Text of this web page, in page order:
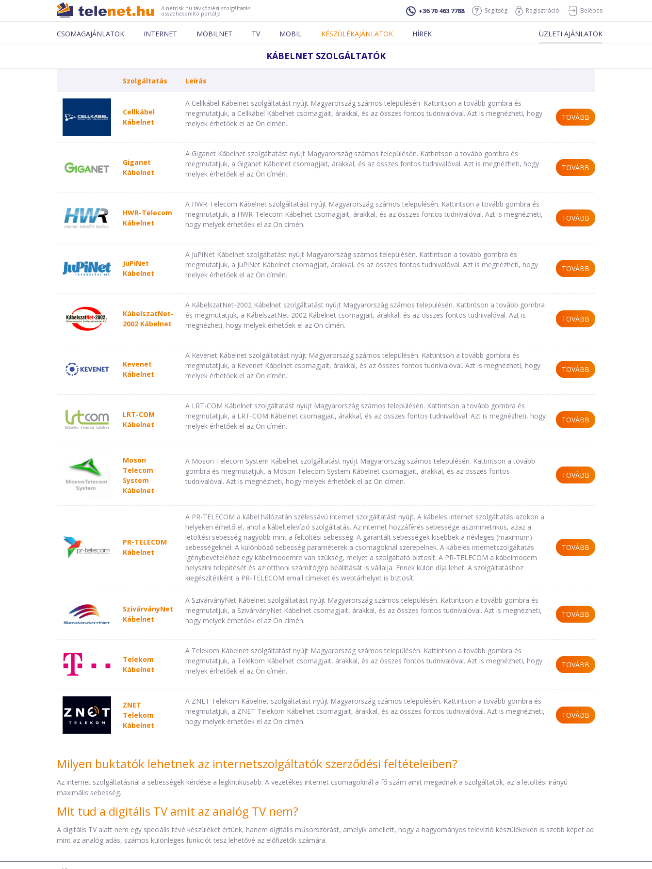
A netrisk.hu távközlési szolgáltatás
összehasonlító portálja +36 70 463 7788 Segítség Regisztráció Belépés
CSOMAGAJÁNLATOK INTERNET MOBILNET TV MOBIL KÉSZÜLÉKAJÁNLATOK HÍREK ÜZLETI AJÁNLATOK
KÁBELNET SZOLGÁLTATÓK
Szolgáltatás Leírás
Cellkábel
Kábelnet
A Cellkábel Kábelnet szolgáltatást nyújt Magyarország számos településén. Kattintson a tovább gombra és
megmutatjuk, a Cellkábel Kábelnet csomagjait, árakkal, és az összes fontos tudnivalóval. Azt is megnézheti, hogy
melyek érhetőek el az Ön címén.
TOVÁBB
Giganet
Kábelnet
A Giganet Kábelnet szolgáltatást nyújt Magyarország számos településén. Kattintson a tovább gombra és
megmutatjuk, a Giganet Kábelnet csomagjait, árakkal, és az összes fontos tudnivalóval. Azt is megnézheti, hogy
melyek érhetőek el az Ön címén.
TOVÁBB
HWR-Telecom
Kábelnet
A HWR-Telecom Kábelnet szolgáltatást nyújt Magyarország számos településén. Kattintson a tovább gombra és
megmutatjuk, a HWR-Telecom Kábelnet csomagjait, árakkal, és az összes fontos tudnivalóval. Azt is megnézheti,
hogy melyek érhetőek el az Ön címén.
TOVÁBB
JuPiNet
Kábelnet
A JuPiNet Kábelnet szolgáltatást nyújt Magyarország számos településén. Kattintson a tovább gombra és
megmutatjuk, a JuPiNet Kábelnet csomagjait, árakkal, és az összes fontos tudnivalóval. Azt is megnézheti, hogy
melyek érhetőek el az Ön címén.
TOVÁBB
KábelszatNet-
2002 Kábelnet
A KábelszatNet-2002 Kábelnet szolgáltatást nyújt Magyarország számos településén. Kattintson a tovább gombra
és megmutatjuk, a KábelszatNet-2002 Kábelnet csomagjait, árakkal, és az összes fontos tudnivalóval. Azt is
megnézheti, hogy melyek érhetőek el az Ön címén.
TOVÁBB
Kevenet
Kábelnet
A Kevenet Kábelnet szolgáltatást nyújt Magyarország számos településén. Kattintson a tovább gombra és
megmutatjuk, a Kevenet Kábelnet csomagjait, árakkal, és az összes fontos tudnivalóval. Azt is megnézheti, hogy
melyek érhetőek el az Ön címén.
TOVÁBB
LRT-COM
Kábelnet
A LRT-COM Kábelnet szolgáltatást nyújt Magyarország számos településén. Kattintson a tovább gombra és
megmutatjuk, a LRT-COM Kábelnet csomagjait, árakkal, és az összes fontos tudnivalóval. Azt is megnézheti, hogy
melyek érhetőek el az Ön címén.
TOVÁBB
Moson
Telecom
System
Kábelnet
A Moson Telecom System Kábelnet szolgáltatást nyújt Magyarország számos településén. Kattintson a tovább
gombra és megmutatjuk, a Moson Telecom System Kábelnet csomagjait, árakkal, és az összes fontos
tudnivalóval. Azt is megnézheti, hogy melyek érhetőek el az Ön címén.
TOVÁBB
PR-TELECOM
Kábelnet
A PR-TELECOM a kábel hálózatán szélessávú internet szolgáltatást nyújt. A kábeles internet szolgáltatás azokon a
helyeken érhető el, ahol a kábeltelevízió szolgáltatás. Az internet hozzáférés sebessége aszimmetrikus, azaz a
letöltési sebesség nagyobb mint a feltöltési sebesség. A garantált sebességek kisebbek a névleges (maximum)
sebességeknél. A különböző sebesség paraméterek a csomagoknál szerepelnek. A kábeles internetszolgáltatás
igénybevételéhez egy kábelmodemre van szükség, melyet a szolgáltató biztosít. A PR-TELECOM a kábelmodem
helyszíni telepítését és az otthoni számítógép beállítását is vállalja. Ennek külön díja lehet. A szolgáltatáshoz
kiegészítésként a PR-TELECOM email címeket és webtárhelyet is biztosít.
TOVÁBB
SzivárványNet
Kábelnet
A SzivárványNet Kábelnet szolgáltatást nyújt Magyarország számos településén. Kattintson a tovább gombra és
megmutatjuk, a SzivárványNet Kábelnet csomagjait, árakkal, és az összes fontos tudnivalóval. Azt is megnézheti,
hogy melyek érhetőek el az Ön címén.
TOVÁBB
Telekom
Kábelnet
A Telekom Kábelnet szolgáltatást nyújt Magyarország számos településén. Kattintson a tovább gombra és
megmutatjuk, a Telekom Kábelnet csomagjait, árakkal, és az összes fontos tudnivalóval. Azt is megnézheti, hogy
melyek érhetőek el az Ön címén.
TOVÁBB
ZNET
Telekom
Kábelnet
A ZNET Telekom Kábelnet szolgáltatást nyújt Magyarország számos településén. Kattintson a tovább gombra és
megmutatjuk, a ZNET Telekom Kábelnet csomagjait, árakkal, és az összes fontos tudnivalóval. Azt is megnézheti,
hogy melyek érhetőek el az Ön címén.
TOVÁBB
Milyen buktatók lehetnek az internetszolgáltatók szerződési feltételeiben?
Az internet szolgáltatásnál a sebességek kérdése a legkritikusabb. A vezetékes internet csomagoknál a fő szám amit megadnak a szolgáltatók, az a letöltési irányú
maximális sebesség.
Mit tud a digitális TV amit az analóg TV nem?
A digitális TV alatt nem egy speciális tévé készüléket értünk, hanem digitális műsorszórást, amelyik amellett, hogy a hagyományos televízió készülékeken is szebb képet ad
mint az analóg adás, számos különleges funkciót tesz lehetővé az előfizetők számára.